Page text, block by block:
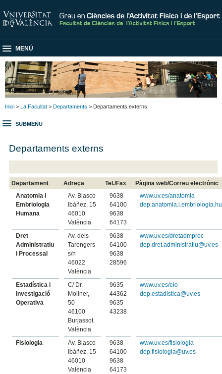
MENÚ
Inici > La Facultat > Departaments > Departaments externs
SUBMENU
Departaments externs
Departament Adreça Tel./Fax
Pàgina web/Correu electrònic
Anatomia i
Embriologia
Humana
Av. Blasco
Ibáñez, 15
46010
València
9638
64100
9638
64173
www.uv.es/anatomia
Dret
Administratiu
i Processal
Av. dels
Tarongers
s/n
46022
València
9638
64100
9638
28596
www.uv.es/dretadmproc
dep.dret.administratiu@uv.es
Estadística i
Investigació
Operativa
C/ Dr.
Moliner,
50
46100
Burjassot.
València
9635
44362
9635
43238
www.uv.es/eio
dep.estadistica@uv.es
Fisiologia
Av. Blasco
Ibáñez, 15
46010
València
9638
64100
9638
64173
www.uv.es/fisiologia
dep.fisiologia@uv.es